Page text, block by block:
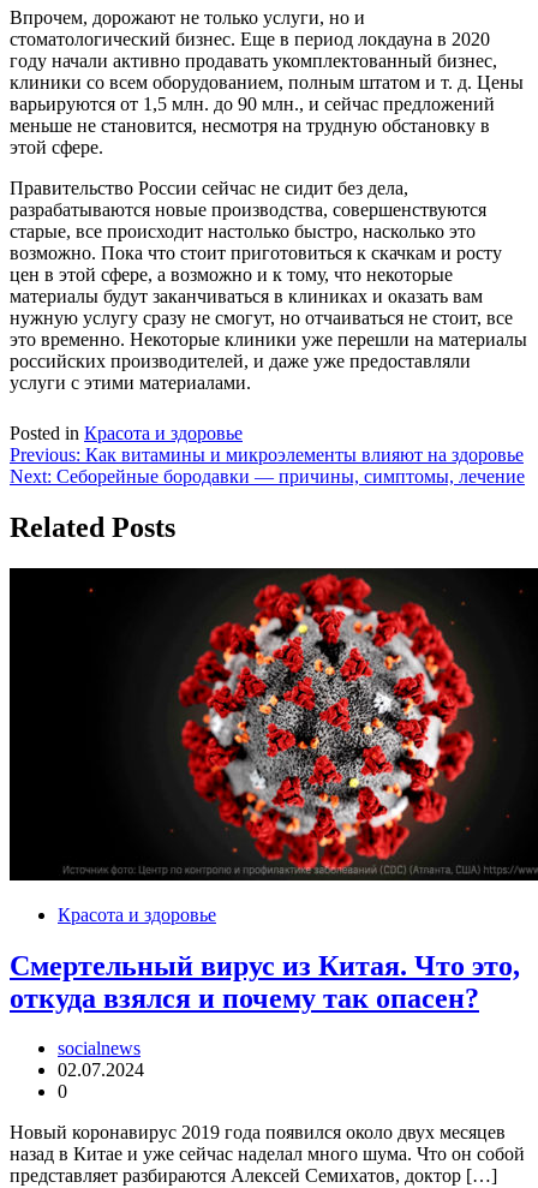
Впрочем, дорожают не только услуги, но и
стоматологический бизнес. Еще в период локдауна в 2020
году начали активно продавать укомплектованный бизнес,
клиники со всем оборудованием, полным штатом и т. д. Цены
варьируются от 1,5 млн. до 90 млн., и сейчас предложений
меньше не становится, несмотря на трудную обстановку в
этой сфере.
Правительство России сейчас не сидит без дела,
разрабатываются новые производства, совершенствуются
старые, все происходит настолько быстро, насколько это
возможно. Пока что стоит приготовиться к скачкам и росту
цен в этой сфере, а возможно и к тому, что некоторые
материалы будут заканчиваться в клиниках и оказать вам
нужную услугу сразу не смогут, но отчаиваться не стоит, все
это временно. Некоторые клиники уже перешли на материалы
российских производителей, и даже уже предоставляли
услуги с этими материалами.
Posted in Красота и здоровье
Навигация
по
записям
Previous: Как витамины и микроэлементы влияют на здоровье
Next: Себорейные бородавки — причины, симптомы, лечение
Related Posts
Красота и здоровье
Смертельный вирус из Китая. Что это,
откуда взялся и почему так опасен?
socialnews
02.07.2024
0
Новый коронавирус 2019 года появился около двух месяцев
назад в Китае и уже сейчас наделал много шума. Что он собой
представляет разбираются Алексей Семихатов, доктор […]